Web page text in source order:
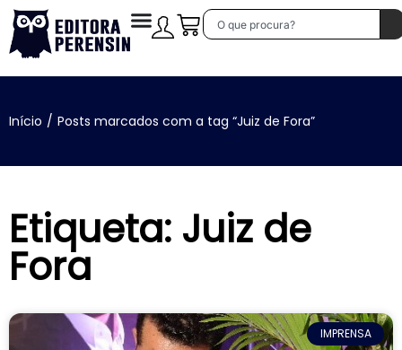
Início / Posts marcados com a tag “Juiz de Fora”
Etiqueta: Juiz de
Fora
IMPRENSA